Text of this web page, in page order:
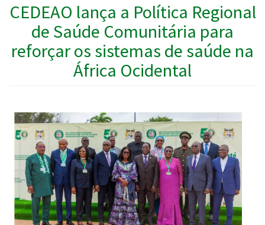
CEDEAO lança a Política Regional
de Saúde Comunitária para
reforçar os sistemas de saúde na
África Ocidental